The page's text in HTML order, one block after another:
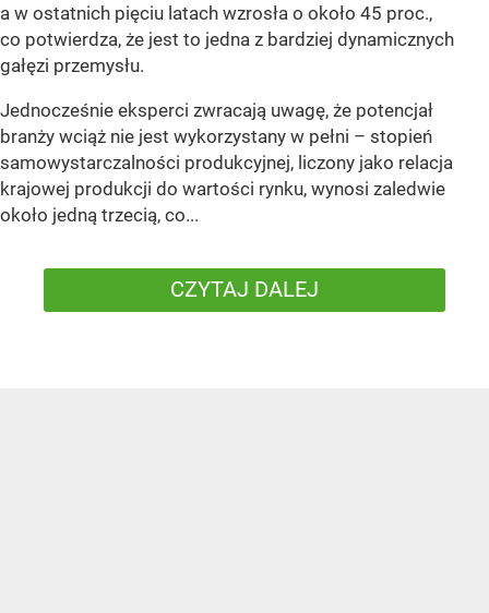
a w ostatnich pięciu latach wzrosła o około 45 proc.,
co potwierdza, że jest to jedna z bardziej dynamicznych
gałęzi przemysłu.
Jednocześnie eksperci zwracają uwagę, że potencjał
branży wciąż nie jest wykorzystany w pełni – stopień
samowystarczalności produkcyjnej, liczony jako relacja
krajowej produkcji do wartości rynku, wynosi zaledwie
około jedną trzecią, co...
CZYTAJ DALEJ